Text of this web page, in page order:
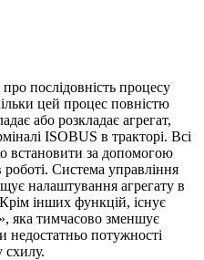
послідовність процесу
цей процес повністю
або розкладає агрегат,
ISOBUS в тракторі. Всі
встановити за допомогою
роботі. Система управління
налаштування агрегату в
інших функцій, існує
яка тимчасово зменшує
недостатньо потужності
схилу.